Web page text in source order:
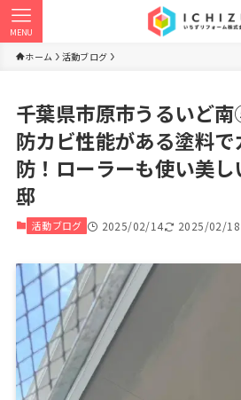
MENU
ホーム 活動ブログ
千葉県市原市うるいど
防カビ性能がある塗料
防！ローラーも使い美
邸
活動ブログ 2025/02/14 2025/02/18